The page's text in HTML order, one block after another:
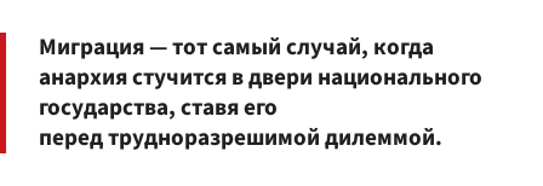
Миграция — тот самый случай, когда
анархия стучится в двери национального
государства, ставя его
перед трудноразрешимой дилеммой.